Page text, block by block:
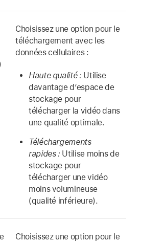
Choisissez une option pour le
téléchargement avec les
données cellulaires :
Haute qualité : Utilise
davantage d’espace de
stockage pour
télécharger la vidéo dans
une qualité optimale.
Téléchargements
rapides : Utilise moins de
stockage pour
télécharger une vidéo
moins volumineuse
(qualité inférieure).
Choisissez une option pour le